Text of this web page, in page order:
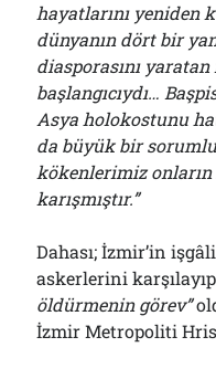
hayatlarını yeniden
dünyanın dört bir
diasporasını yaratan
başlangıcıydı…
Asya holokostunu
da büyük bir
kökenlerimiz
karışmıştır.”
Dahası; İzmir’in
askerlerini
öldürmenin görev”
İzmir Metropoliti